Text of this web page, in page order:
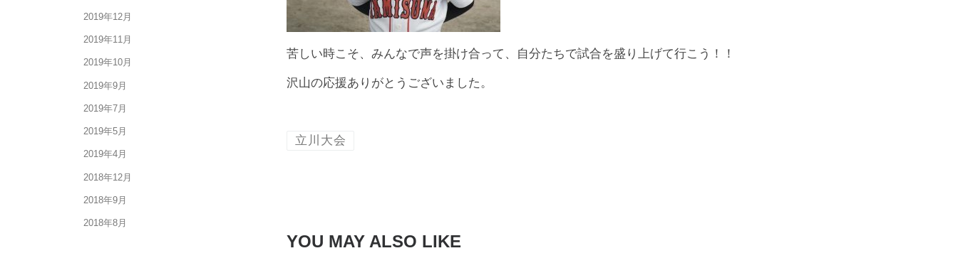
苦しい時こそ、みんなで声を掛け合って、自分たちで試合を盛り上げて行こう！！
沢山の応援ありがとうございました。
立川大会
YOU MAY ALSO LIKE
2019年12月
2019年11月
2019年10月
2019年9月
2019年7月
2019年5月
2019年4月
2018年12月
2018年9月
2018年8月